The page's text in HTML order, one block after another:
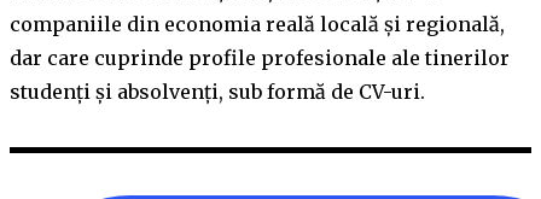
companiile din economia reală locală și regională,
dar care cuprinde profile profesionale ale tinerilor
studenți și absolvenți, sub formă de CV-uri.